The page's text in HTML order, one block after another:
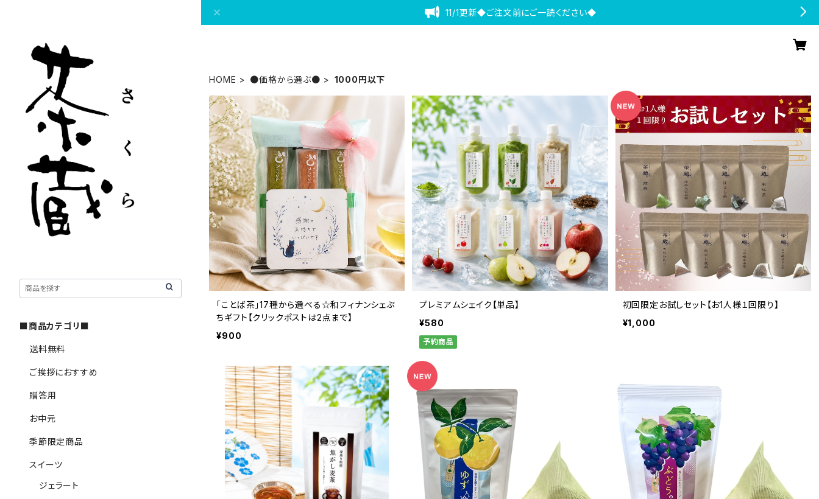
11/1更新◆ご注文前にご一読ください◆
HOME ●価格から選ぶ● 1000円以下
「ことば茶」17種から選べる☆和フィナンシェぷ
ちギフト【クリックポストは2点まで】
¥900
プレミアムシェイク【単品】
¥580
予約商品
初回限定お試しセット【お1人様１回限り】
¥1,000
■商品カテゴリ■
送料無料
ご挨拶におすすめ
贈答用
お中元
季節限定商品
スイーツ
ジェラート